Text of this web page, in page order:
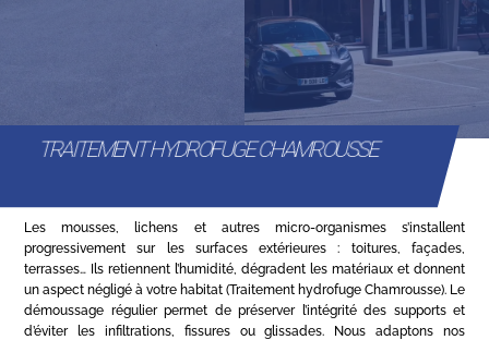
TRAITEMENT HYDROFUGE CHAMROUSSE
Les mousses, lichens et autres micro-organismes s’installent
progressivement sur les surfaces extérieures : toitures, façades,
terrasses… Ils retiennent l’humidité, dégradent les matériaux et donnent
un aspect négligé à votre habitat (Traitement hydrofuge Chamrousse). Le
démoussage régulier permet de préserver l’intégrité des supports et
d’éviter les infiltrations, fissures ou glissades. Nous adaptons nos